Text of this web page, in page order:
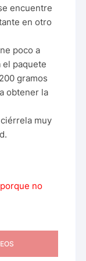
encuentre
en otro
poco a
el paquete
gramos
obtener la
muy
no